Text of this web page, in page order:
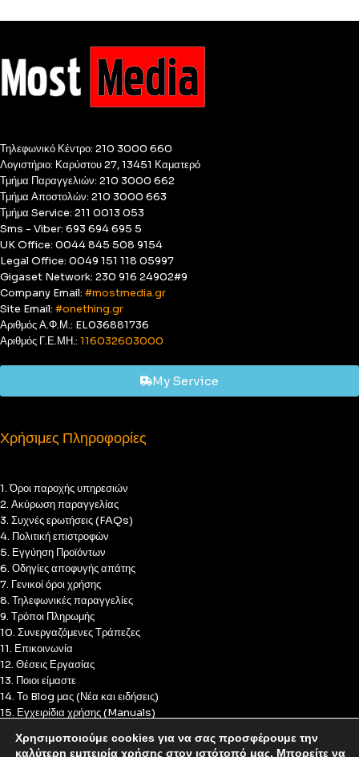
Τηλεφωνικό Κέντρο: 210 3000 660
Λογιστήριο: Καρύστου 27, 13451 Καματερό
Τμήμα Παραγγελιών: 210 3000 662
Τμήμα Αποστολών: 210 3000 663
Τμήμα Service: 211 0013 053
Sms - Viber: 693 694 695 5
UK Office: 0044 845 508 9154
Legal Office: 0049 151 118 05997
Gigaset Network: 230 916 24902#9
Company Email: #mostmedia.gr
Site Email: #onething.gr
Αριθμός Α.Φ.Μ.: EL036881736
Αριθμός Γ.Ε.ΜΗ.: 116032603000
My Service
Χρήσιμες Πληροφορίες
1. Όροι παροχής υπηρεσιών
2. Ακύρωση παραγγελίας
3. Συχνές ερωτήσεις (FAQs)
4. Πολιτική επιστροφών
5. Εγγύηση Προϊόντων
6. Οδηγίες αποφυγής απάτης
7. Γενικοί όροι χρήσης
8. Τηλεφωνικές παραγγελίες
9. Τρόποι Πληρωμής
10. Συνεργαζόμενες Τράπεζες
11. Επικοινωνία
12. Θέσεις Εργασίας
13. Ποιοι είμαστε
14. Το Blog μας (Νέα και ειδήσεις)
15. Εγχειρίδια χρήσης (Manuals)
17. Πολιτική Cookies
Χρησιμοποιούμε cookies για να σας προσφέρουμε την
καλύτερη εμπειρία χρήσης στον ιστότοπό μας. Μπορείτε να